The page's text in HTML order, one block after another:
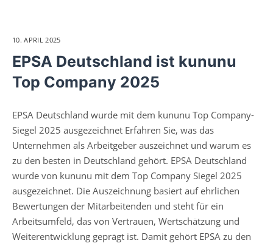
10. APRIL 2025
EPSA Deutschland ist kununu
Top Company 2025
EPSA Deutschland wurde mit dem kununu Top Company-
Siegel 2025 ausgezeichnet Erfahren Sie, was das
Unternehmen als Arbeitgeber auszeichnet und warum es
zu den besten in Deutschland gehört. EPSA Deutschland
wurde von kununu mit dem Top Company Siegel 2025
ausgezeichnet. Die Auszeichnung basiert auf ehrlichen
Bewertungen der Mitarbeitenden und steht für ein
Arbeitsumfeld, das von Vertrauen, Wertschätzung und
Weiterentwicklung geprägt ist. Damit gehört EPSA zu den